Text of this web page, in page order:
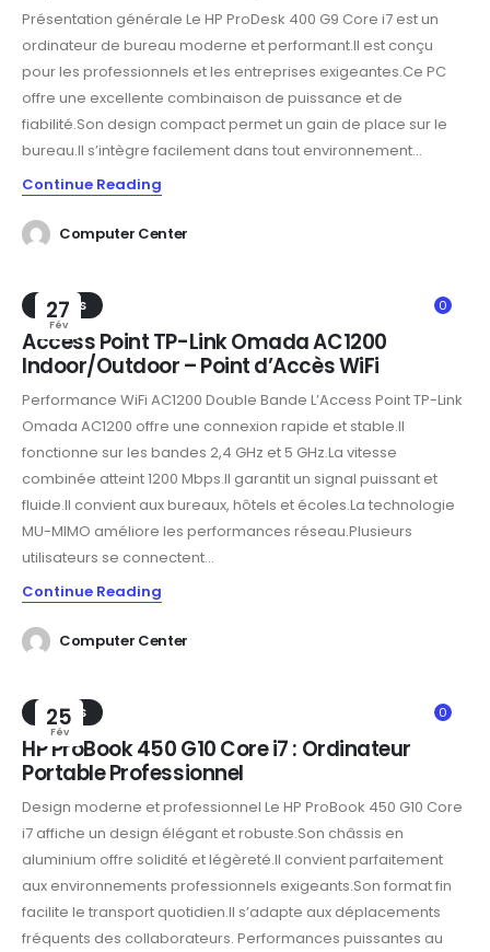
Présentation générale Le HP ProDesk 400 G9 Core i7 est un
ordinateur de bureau moderne et performant.Il est conçu
pour les professionnels et les entreprises exigeantes.Ce PC
offre une excellente combinaison de puissance et de
fiabilité.Son design compact permet un gain de place sur le
bureau.Il s’intègre facilement dans tout environnement...
Continue Reading
Computer Center
27
Fév
0
TRENDS
Access Point TP-Link Omada AC1200
Indoor/Outdoor – Point d’Accès WiFi
Performance WiFi AC1200 Double Bande L’Access Point TP-Link
Omada AC1200 offre une connexion rapide et stable.Il
fonctionne sur les bandes 2,4 GHz et 5 GHz.La vitesse
combinée atteint 1200 Mbps.Il garantit un signal puissant et
fluide.Il convient aux bureaux, hôtels et écoles.La technologie
MU-MIMO améliore les performances réseau.Plusieurs
utilisateurs se connectent...
Continue Reading
Computer Center
25
Fév
0
TRENDS
HP ProBook 450 G10 Core i7 : Ordinateur
Portable Professionnel
Design moderne et professionnel Le HP ProBook 450 G10 Core
i7 affiche un design élégant et robuste.Son châssis en
aluminium offre solidité et légèreté.Il convient parfaitement
aux environnements professionnels exigeants.Son format fin
facilite le transport quotidien.Il s’adapte aux déplacements
fréquents des collaborateurs. Performances puissantes au